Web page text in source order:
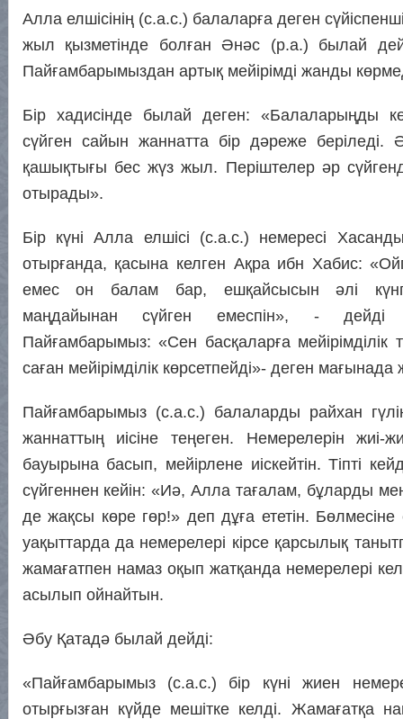
Алла елшісінің (с.а.с.) балаларға деген
жыл қызметінде болған Әнәс (р.а.) былай
Пайғамбарымыздан артық мейірімді жанды
Бір хадисінде былай деген: «Балаларыңды
сүйген сайын жаннатта бір дәреже беріледі.
қашықтығы бес жүз жыл. Періштелер әр
отырады».
Бір күні Алла елшісі (с.а.с.) немересі
отырғанда, қасына келген Ақра ибн Хабис:
емес он балам бар, ешқайсысын әлі
маңдайынан сүйген емеспін», - дейді
Пайғамбарымыз: «Сен басқаларға
саған мейірімділік көрсетпейді»- деген
Пайғамбарымыз (с.а.с.) балаларды райхан
жаннаттың иісіне теңеген. Немерелерін жиі-
бауырына басып, мейірлене иіскейтін. Тіпті
сүйгеннен кейін: «Иә, Алла тағалам, бұларды
де жақсы көре гөр!» деп дұға ететін. Бөлмесіне
уақыттарда да немерелері кірсе қарсылық
жамағатпен намаз оқып жатқанда немерелері
асылып ойнайтын.
Әбу Қатадә былай дейді:
«Пайғамбарымыз (с.а.с.) бір күні жиен
отырғызған күйде мешітке келді. Жамағатқа